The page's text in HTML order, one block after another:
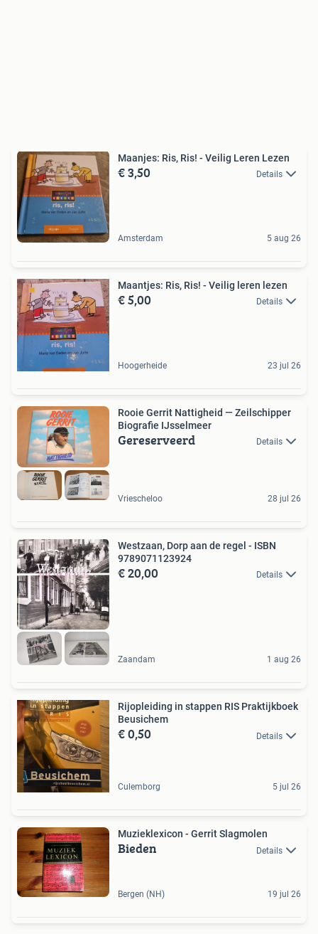
Maanjes: Ris, Ris! - Veilig Leren Lezen
€ 3,50 Details
Amsterdam 5 aug 26
Maantjes: Ris, Ris! - Veilig leren lezen
€ 5,00 Details
Hoogerheide 23 jul 26
Rooie Gerrit Nattigheid — Zeilschipper
Biografie IJsselmeer
Gereserveerd Details
Vriescheloo 28 jul 26
Westzaan, Dorp aan de regel - ISBN
9789071123924
€ 20,00 Details
Zaandam 1 aug 26
Rijopleiding in stappen RIS Praktijkboek
Beusichem
€ 0,50 Details
Culemborg 5 jul 26
Muzieklexicon - Gerrit Slagmolen
Bieden Details
Bergen (NH) 19 jul 26